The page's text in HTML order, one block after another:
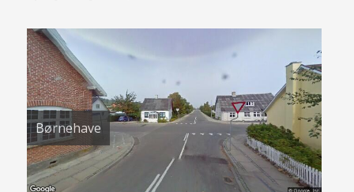
Børnehave